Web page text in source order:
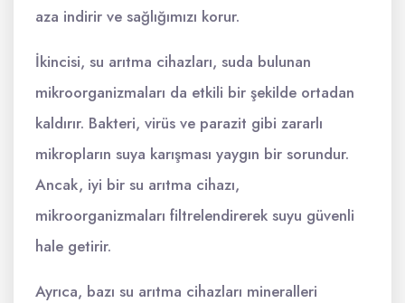
aza indirir ve sağlığımızı korur.
İkincisi, su arıtma cihazları, suda bulunan
mikroorganizmaları da etkili bir şekilde ortadan
kaldırır. Bakteri, virüs ve parazit gibi zararlı
mikropların suya karışması yaygın bir sorundur.
Ancak, iyi bir su arıtma cihazı,
mikroorganizmaları filtrelendirerek suyu güvenli
hale getirir.
Ayrıca, bazı su arıtma cihazları mineralleri